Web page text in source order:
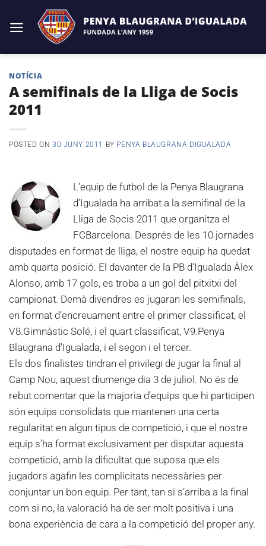
NOTÍCIA
A semifinals de la Lliga de Socis
2011
POSTED ON 30 JUNY 2011 BY PENYA BLAUGRANA DIGUALADA
L’equip de futbol de la Penya Blaugrana
d’Igualada ha arribat a la semifinal de la
Lliga de Socis 2011 que organitza el
FCBarcelona. Després de les 10 jornades
disputades en format de lliga, el nostre equip ha quedat
amb quarta posició. El davanter de la PB d’Igualada Àlex
Alonso, amb 17 gols, es troba a un gol del pitxitxi del
campionat. Demà divendres es jugaran les semifinals,
en format d’encreuament entre el primer classificat, el
V8.Gimnàstic Solé, i el quart classificat, V9.Penya
Blaugrana d’Igualada, i el segon i el tercer.
Els dos finalistes tindran el privilegi de jugar la final al
Camp Nou, aquest diumenge dia 3 de juliol. No és de
rebut comentar que la majoria d’equips que hi participen
són equips consolidats que mantenen una certa
regularitat en algun tipus de competició, i que el nostre
equip s’ha format exclusivament per disputar aquesta
competició, amb la dificultat que suposa que els
jugadors agafin les complicitats necessàries per
conjuntar un bon equip. Per tant, tan si s’arriba a la final
com si no, la valoració ha de ser molt positiva i una
bona experiència de cara a la competició del proper any.